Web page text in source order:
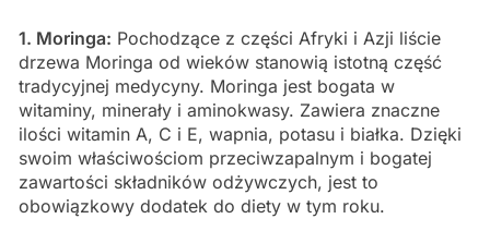
1. Moringa: Pochodzące z części Afryki i Azji liście
drzewa Moringa od wieków stanowią istotną część
tradycyjnej medycyny. Moringa jest bogata w
witaminy, minerały i aminokwasy. Zawiera znaczne
ilości witamin A, C i E, wapnia, potasu i białka. Dzięki
swoim właściwościom przeciwzapalnym i bogatej
zawartości składników odżywczych, jest to
obowiązkowy dodatek do diety w tym roku.